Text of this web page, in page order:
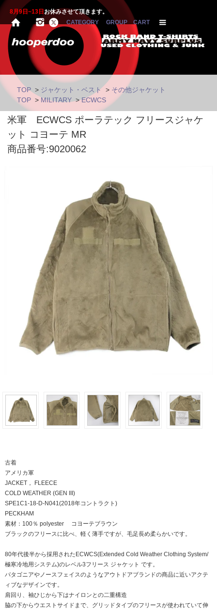
8月9日~13日 お休みさせて頂きます。
CATEGORY
GROUP CART
TOP > ジャケット・ベスト > その他ジャケット
TOP > MILITARY >ECWCS
米軍 ECWCS ポーラテック フリースジャケ
ット コヨーテ MR
商品番号:9020062
古着
アメリカ軍
JACKET， FLEECE
COLD WEATHER (GEN III)
SPE1C1-18-D-N041(2018年コントラクト)
PECKHAM
素材：100％ polyester コヨーテブラウン
ブラックのフリースに比べ、軽く薄手ですが、毛足長め柔らかいです。
80年代後半から採用されたECWCS(Extended Cold Weather Clothing System/
極寒冷地用システム)のレベル3フリース ジャケット です。
パタゴニアやノースフェイスのようなアウトドアブランドの商品に近いアクテ
ィブなデザインです。
肩回り、袖ひじから下はナイロンとの二重構造
脇の下からウエストサイドまで、グリッドタイプのフリースが使われていて伸